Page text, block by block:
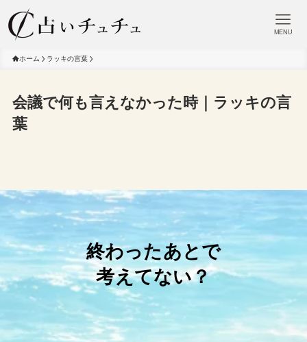
MENU
ホーム ラッキの言葉
会議で何も言えなかった時｜ラッキの言
葉
終わったあとで
考えてない？